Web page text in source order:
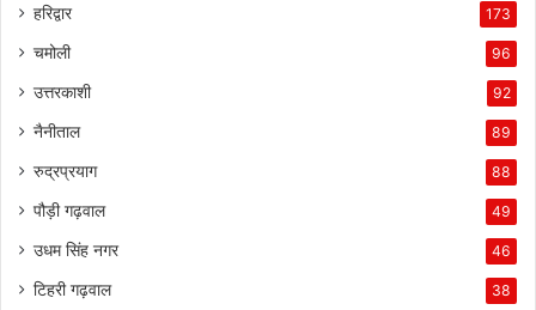
हरिद्वार 173
चमोली 96
उत्तरकाशी 92
नैनीताल 89
रुद्रप्रयाग 88
पौड़ी गढ़वाल 49
उधम सिंह नगर 46
टिहरी गढ़वाल 38